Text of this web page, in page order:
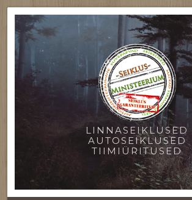
LINNASEIKLUSED
AUTOSEIKLUSED
TIIMIÜRITUSED